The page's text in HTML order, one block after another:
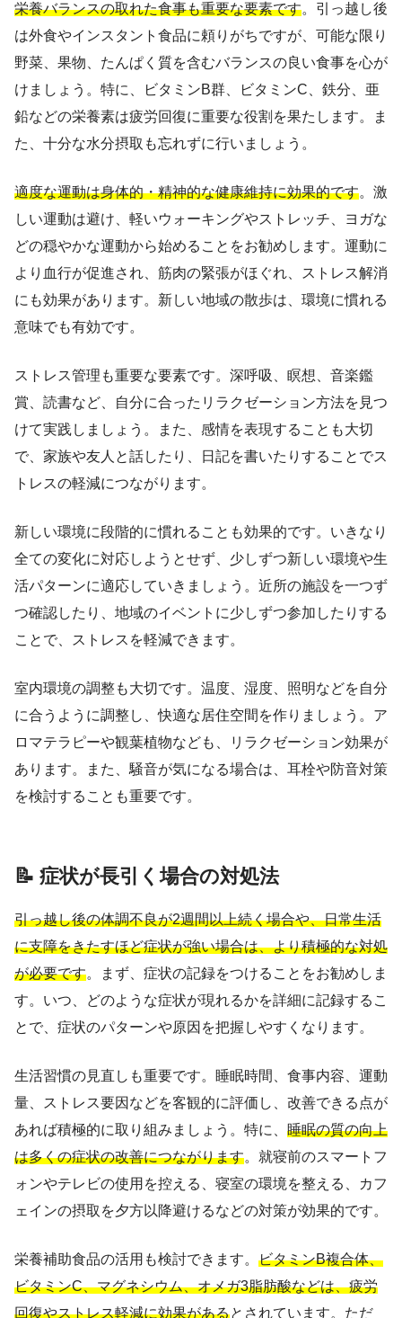
栄養バランスの取れた食事も重要な要素です。引っ越し後
は外食やインスタント食品に頼りがちですが、可能な限り
野菜、果物、たんぱく質を含むバランスの良い食事を心が
けましょう。特に、ビタミンB群、ビタミンC、鉄分、亜
鉛などの栄養素は疲労回復に重要な役割を果たします。ま
た、十分な水分摂取も忘れずに行いましょう。
適度な運動は身体的・精神的な健康維持に効果的です。激
しい運動は避け、軽いウォーキングやストレッチ、ヨガな
どの穏やかな運動から始めることをお勧めします。運動に
より血行が促進され、筋肉の緊張がほぐれ、ストレス解消
にも効果があります。新しい地域の散歩は、環境に慣れる
意味でも有効です。
ストレス管理も重要な要素です。深呼吸、瞑想、音楽鑑
賞、読書など、自分に合ったリラクゼーション方法を見つ
けて実践しましょう。また、感情を表現することも大切
で、家族や友人と話したり、日記を書いたりすることでス
トレスの軽減につながります。
新しい環境に段階的に慣れることも効果的です。いきなり
全ての変化に対応しようとせず、少しずつ新しい環境や生
活パターンに適応していきましょう。近所の施設を一つず
つ確認したり、地域のイベントに少しずつ参加したりする
ことで、ストレスを軽減できます。
室内環境の調整も大切です。温度、湿度、照明などを自分
に合うように調整し、快適な居住空間を作りましょう。ア
ロマテラピーや観葉植物なども、リラクゼーション効果が
あります。また、騒音が気になる場合は、耳栓や防音対策
を検討することも重要です。
📝 症状が長引く場合の対処法
引っ越し後の体調不良が2週間以上続く場合や、日常生活
に支障をきたすほど症状が強い場合は、より積極的な対処
が必要です。まず、症状の記録をつけることをお勧めしま
す。いつ、どのような症状が現れるかを詳細に記録するこ
とで、症状のパターンや原因を把握しやすくなります。
生活習慣の見直しも重要です。睡眠時間、食事内容、運動
量、ストレス要因などを客観的に評価し、改善できる点が
あれば積極的に取り組みましょう。特に、 睡眠の質の向上
は多くの症状の改善につながります。就寝前のスマートフ
ォンやテレビの使用を控える、寝室の環境を整える、カフ
ェインの摂取を夕方以降避けるなどの対策が効果的です。
栄養補助食品の活用も検討できます。 ビタミンB複合体、
ビタミンC、マグネシウム、オメガ3脂肪酸などは、疲労
回復やストレス軽減に効果があるとされています。ただ